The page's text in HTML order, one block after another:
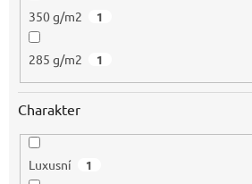
350 g/m2 1
285 g/m2 1
Charakter
Luxusní 1